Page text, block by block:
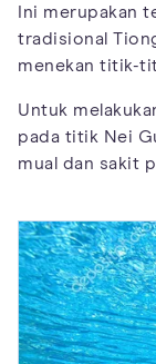
Ini merupakan
tradisional
menekan titik-
Untuk
pada titik Nei
mual dan sakit